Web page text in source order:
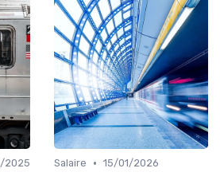
2025
Salaire • 15/01/2026